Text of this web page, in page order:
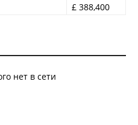
£ 388,400
нет в сети